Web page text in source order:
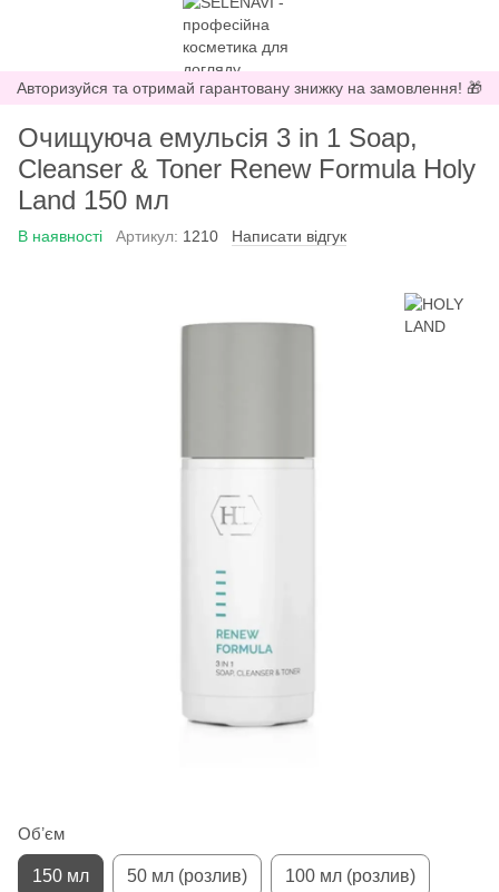
Авторизуйся та отримай гарантовану знижку на замовлення! 🎁
Очищуюча емульсія 3 in 1 Soap,
Cleanser & Toner Renew Formula Holy
Land 150 мл
В наявності Артикул: 1210 Написати відгук
Обʼєм
150 мл 50 мл (розлив) 100 мл (розлив)